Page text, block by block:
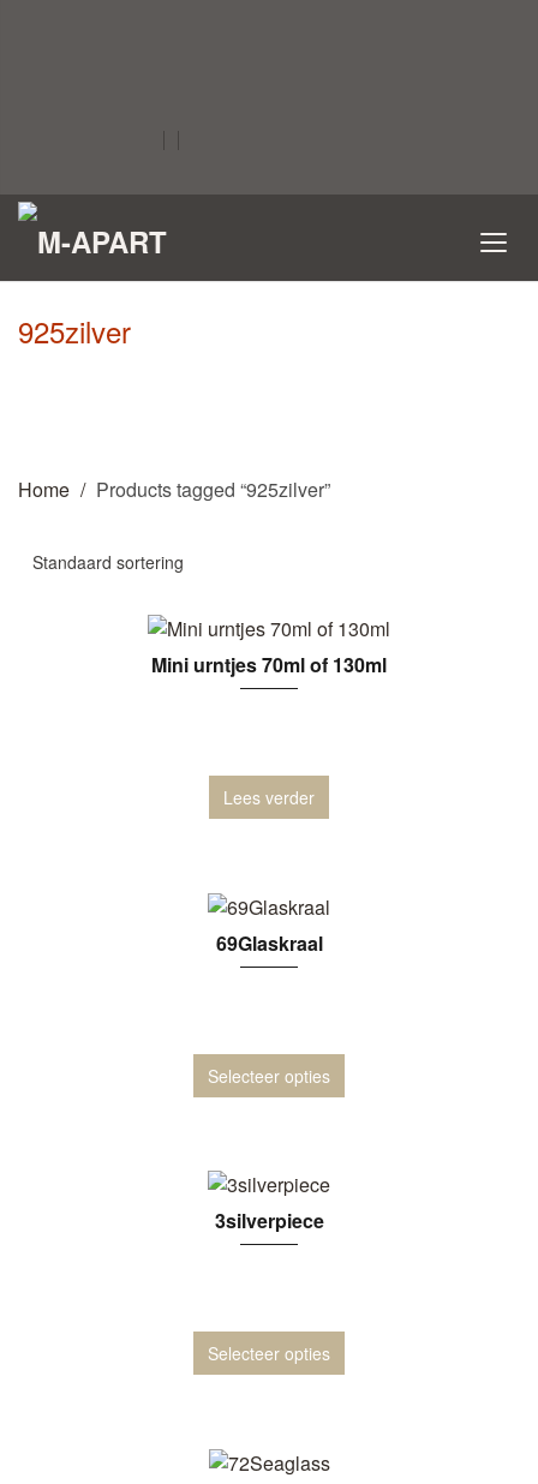
925zilver
Home Products tagged “925zilver”
Mini urntjes 70ml of 130ml
Lees verder
69Glaskraal
Selecteer opties
3silverpiece
Selecteer opties